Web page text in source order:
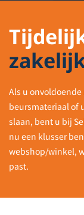
Als u
beursmateriaal of
slaan, bent u bij
nu een klusser
webshop/winkel,
past.